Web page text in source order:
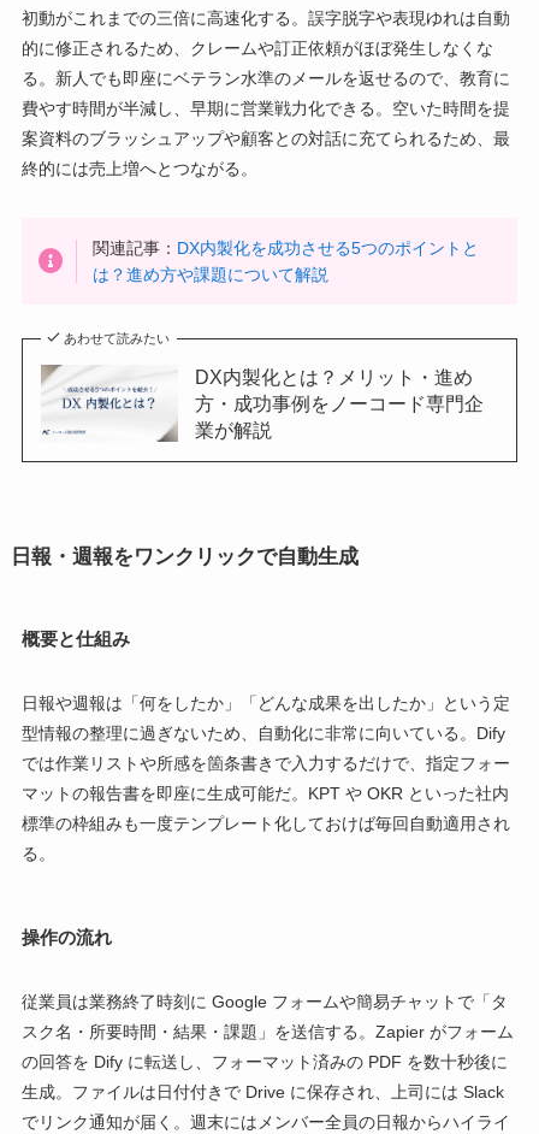
初動がこれまでの三倍に高速化する。誤字脱字や表現ゆれは自動
的に修正されるため、クレームや訂正依頼がほぼ発生しなくな
る。新人でも即座にベテラン水準のメールを返せるので、教育に
費やす時間が半減し、早期に営業戦力化できる。空いた時間を提
案資料のブラッシュアップや顧客との対話に充てられるため、最
終的には売上増へとつながる。
関連記事： DX内製化を成功させる5つのポイントと
は？進め方や課題について解説
あわせて読みたい
DX内製化とは？メリット・進め
方・成功事例をノーコード専門企
業が解説
日報・週報をワンクリックで自動生成
概要と仕組み
日報や週報は「何をしたか」「どんな成果を出したか」という定
型情報の整理に過ぎないため、自動化に非常に向いている。Dify
では作業リストや所感を箇条書きで入力するだけで、指定フォー
マットの報告書を即座に生成可能だ。KPT や OKR といった社内
標準の枠組みも一度テンプレート化しておけば毎回自動適用され
る。
操作の流れ
従業員は業務終了時刻に Google フォームや簡易チャットで「タ
スク名・所要時間・結果・課題」を送信する。Zapier がフォーム
の回答を Dify に転送し、フォーマット済みの PDF を数十秒後に
生成。ファイルは日付付きで Drive に保存され、上司には Slack
でリンク通知が届く。週末にはメンバー全員の日報からハイライ